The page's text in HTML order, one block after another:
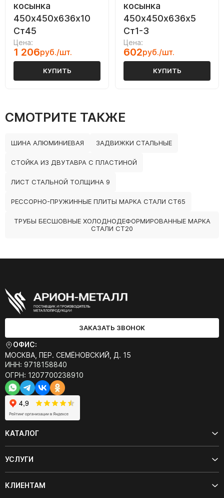
косынка
450х450х636х10
Ст45
Цена:
1 206руб./шт.
КУПИТЬ
косынка
450х450х636х5
Ст1-3
Цена:
602руб./шт.
КУПИТЬ
СМОТРИТЕ ТАКЖЕ
ШИНА АЛЮМИНИЕВАЯ ЗАДВИЖКИ СТАЛЬНЫЕ
СТОЙКА ИЗ ДВУТАВРА С ПЛАСТИНОЙ
ЛИСТ СТАЛЬНОЙ ТОЛЩИНА 9
РЕССОРНО-ПРУЖИННЫЕ ПЛИТЫ МАРКА СТАЛИ СТ65
ТРУБЫ БЕСШОВНЫЕ ХОЛОДНОДЕФОРМИРОВАННЫЕ МАРКА
СТАЛИ СТ20
ЗАКАЗАТЬ ЗВОНОК
ОФИС:
МОСКВА, ПЕР. СЕМЁНОВСКИЙ, Д. 15
ИНН: 9718158840
ОГРН: 1207700238910
КАТАЛОГ
УСЛУГИ
КЛИЕНТАМ